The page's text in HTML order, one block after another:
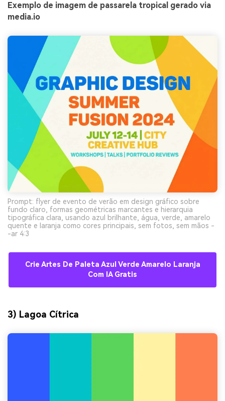
Exemplo de imagem de passarela tropical gerado via
media.io
Prompt: flyer de evento de verão em design gráfico sobre
fundo claro, formas geométricas marcantes e hierarquia
tipográfica clara, usando azul brilhante, água, verde, amarelo
quente e laranja como cores principais, sem fotos, sem mãos -
-ar 4:3
Crie Artes De Paleta Azul Verde Amarelo Laranja
Com IA Gratis
3) Lagoa Cítrica